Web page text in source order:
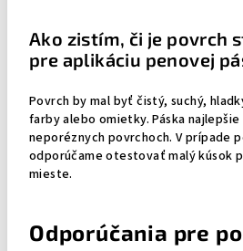
Ako zistím, či je povrch
pre aplikáciu penovej
Povrch by mal byť čistý, suchý,
farby alebo omietky. Páska
neporéznych povrchoch. V prípade
odporúčame otestovať malý kúsok
mieste.
Odporúčania pre